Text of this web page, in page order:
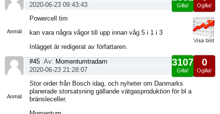
Anmäl
Ogilla!
Gilla!
2020-06-23 09:43:43
Powercell tim
kan vara några vågor till upp innan våg 5 i 1 i 3
Inlägget är redigerat av författaren.
Anmäl
0
Ogilla!
3107
Gilla!
#45 Av: Momentumtradarn
2020-06-23 21:28:07
Stor order från Bosch idag, och nyheter om Danmarks
planerade storsatsning gällande vätgasproduktion för bl a
bränsleceller.